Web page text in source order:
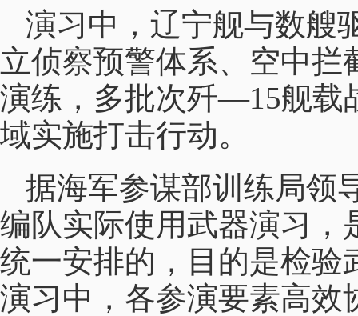
演习中，辽宁舰与数艘
立侦察预警体系、空中
演练，多批次歼—15舰载
域实施打击行动。
据海军参谋部训练局领
编队实际使用武器演习，
统一安排的，目的是检验
演习中，各参演要素高效